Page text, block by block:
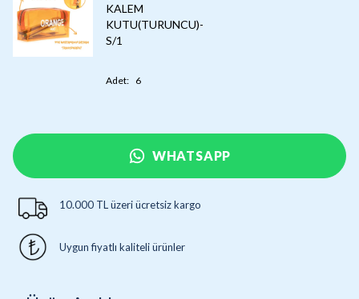
KALEM
KUTU(TURUNCU)-
S/1
Adet: 6
WHATSAPP
10.000 TL üzeri ücretsiz kargo
Uygun fiyatlı kaliteli ürünler